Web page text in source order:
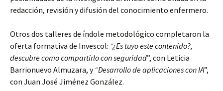
redacción, revisión y difusión del conocimiento enfermero.
Otros dos talleres de índole metodológico completaron la
oferta formativa de Invescol: “¿Es tuyo este contenido?,
descubre como compartirlo con seguridad”, con Leticia
Barrionuevo Almuzara, y“Desarrollo de aplicaciones con IA”,
con Juan José Jiménez González.